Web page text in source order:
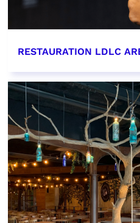
RESTAURATION LDLC
EN SAVOIR PLUS